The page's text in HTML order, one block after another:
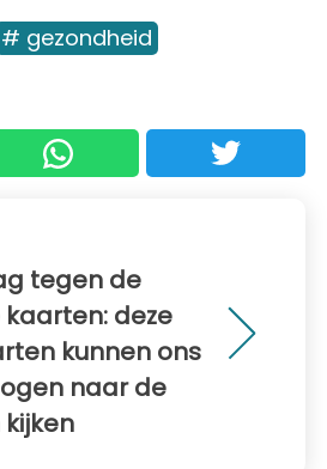
# gezondheid
tegen de
deze
kunnen ons
naar de